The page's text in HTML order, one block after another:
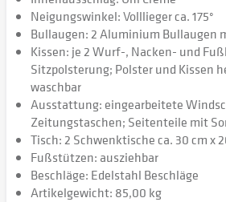
Neigungswinkel: Volllieger ca. 175°
Bullaugen: 2 Aluminium Bullaugen
Kissen: je 2 Wurf-, Nacken- und
Sitzpolsterung; Polster und Kissen
waschbar
Ausstattung: eingearbeitete
Zeitungstaschen; Seitenteile mit
Tisch: 2 Schwenktische ca. 30 cm x
Fußstützen: ausziehbar
Beschläge: Edelstahl Beschläge
Artikelgewicht: 85,00 kg